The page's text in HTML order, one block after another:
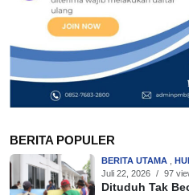
BERITA POPULER
BERITA UTAMA
Juli 22, 2026 / 97
Dituduh Tak